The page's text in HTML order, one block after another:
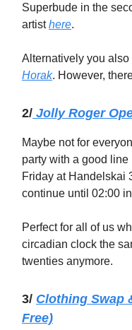
Superbude in the
artisthere.
Alternatively you
Horak. However,
2/ Jolly Roger
Maybe not for
party with a good line
Friday at Handelskai
continue until 02:00
Perfect for all of us
circadian clock the
twenties anymore.
3/ Clothing Swap
Free)